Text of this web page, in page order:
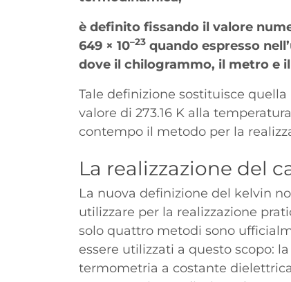
è definito fissando il valore
649 × 10–23 quando espresso
dove il chilogrammo, il metro e
Tale definizione sostituisce
valore di 273.16 K alla
contempo il metodo per la
Titolo
La realizzazione del
La nuova definizione del kelvin
utilizzare per la realizzazione
solo quattro metodi sono
essere utilizzati a questo scopo:
termometria a costante